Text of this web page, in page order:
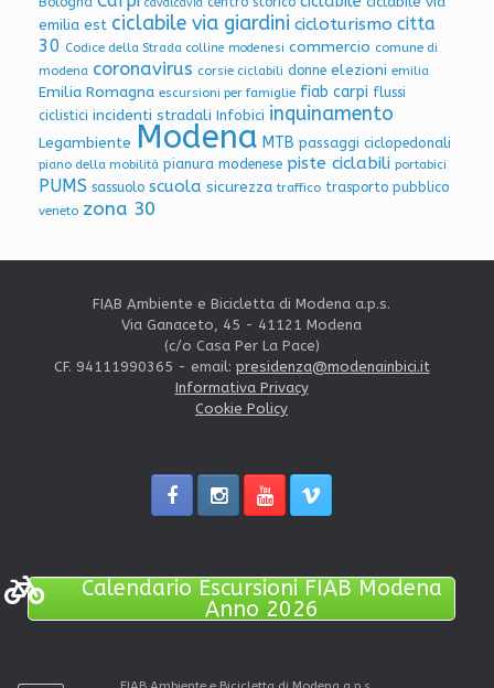
cavalcavia
emilia est ciclabile via giardini cicloturismo citta
30 Codice della Strada colline modenesi commercio comune di
modena coronavirus corsie ciclabili donne elezioni emilia
Emilia Romagna escursioni per famiglie fiab carpi flussi
ciclistici incidenti stradali Infobici inquinamento
Legambiente Modena MTB passaggi ciclopedonali
piano della mobilità pianura modenese piste ciclabili portabici
PUMS sassuolo scuola sicurezza traffico trasporto pubblico
veneto zona 30
FIAB Ambiente e Bicicletta di Modena a.p.s.
Via Ganaceto, 45 - 41121 Modena
(c/o Casa Per La Pace)
CF. 94111990365 - email: presidenza@modenainbici.it
Informativa Privacy
Cookie Policy
Calendario Escursioni FIAB Modena
Anno 2026